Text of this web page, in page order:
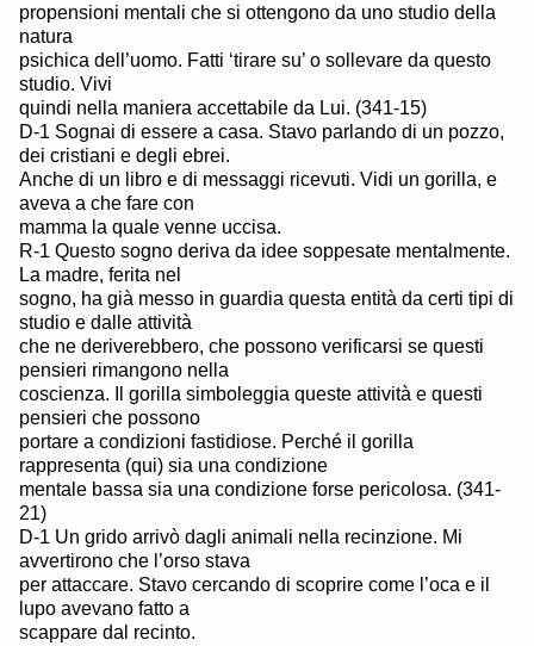
propensioni mentali che si ottengono da uno studio della
natura
psichica dell’uomo. Fatti ‘tirare su’ o sollevare da questo
studio. Vivi
quindi nella maniera accettabile da Lui. (341-15)
D-1 Sognai di essere a casa. Stavo parlando di un pozzo,
dei cristiani e degli ebrei.
Anche di un libro e di messaggi ricevuti. Vidi un gorilla, e
aveva a che fare con
mamma la quale venne uccisa.
R-1 Questo sogno deriva da idee soppesate mentalmente.
La madre, ferita nel
sogno, ha già messo in guardia questa entità da certi tipi di
studio e dalle attività
che ne deriverebbero, che possono verificarsi se questi
pensieri rimangono nella
coscienza. Il gorilla simboleggia queste attività e questi
pensieri che possono
portare a condizioni fastidiose. Perché il gorilla
rappresenta (qui) sia una condizione
mentale bassa sia una condizione forse pericolosa. (341-
21)
D-1 Un grido arrivò dagli animali nella recinzione. Mi
avvertirono che l’orso stava
per attaccare. Stavo cercando di scoprire come l’oca e il
lupo avevano fatto a
scappare dal recinto.